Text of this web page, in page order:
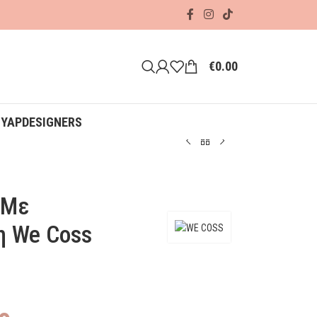
€0.00
DESIGNERS
We Coss